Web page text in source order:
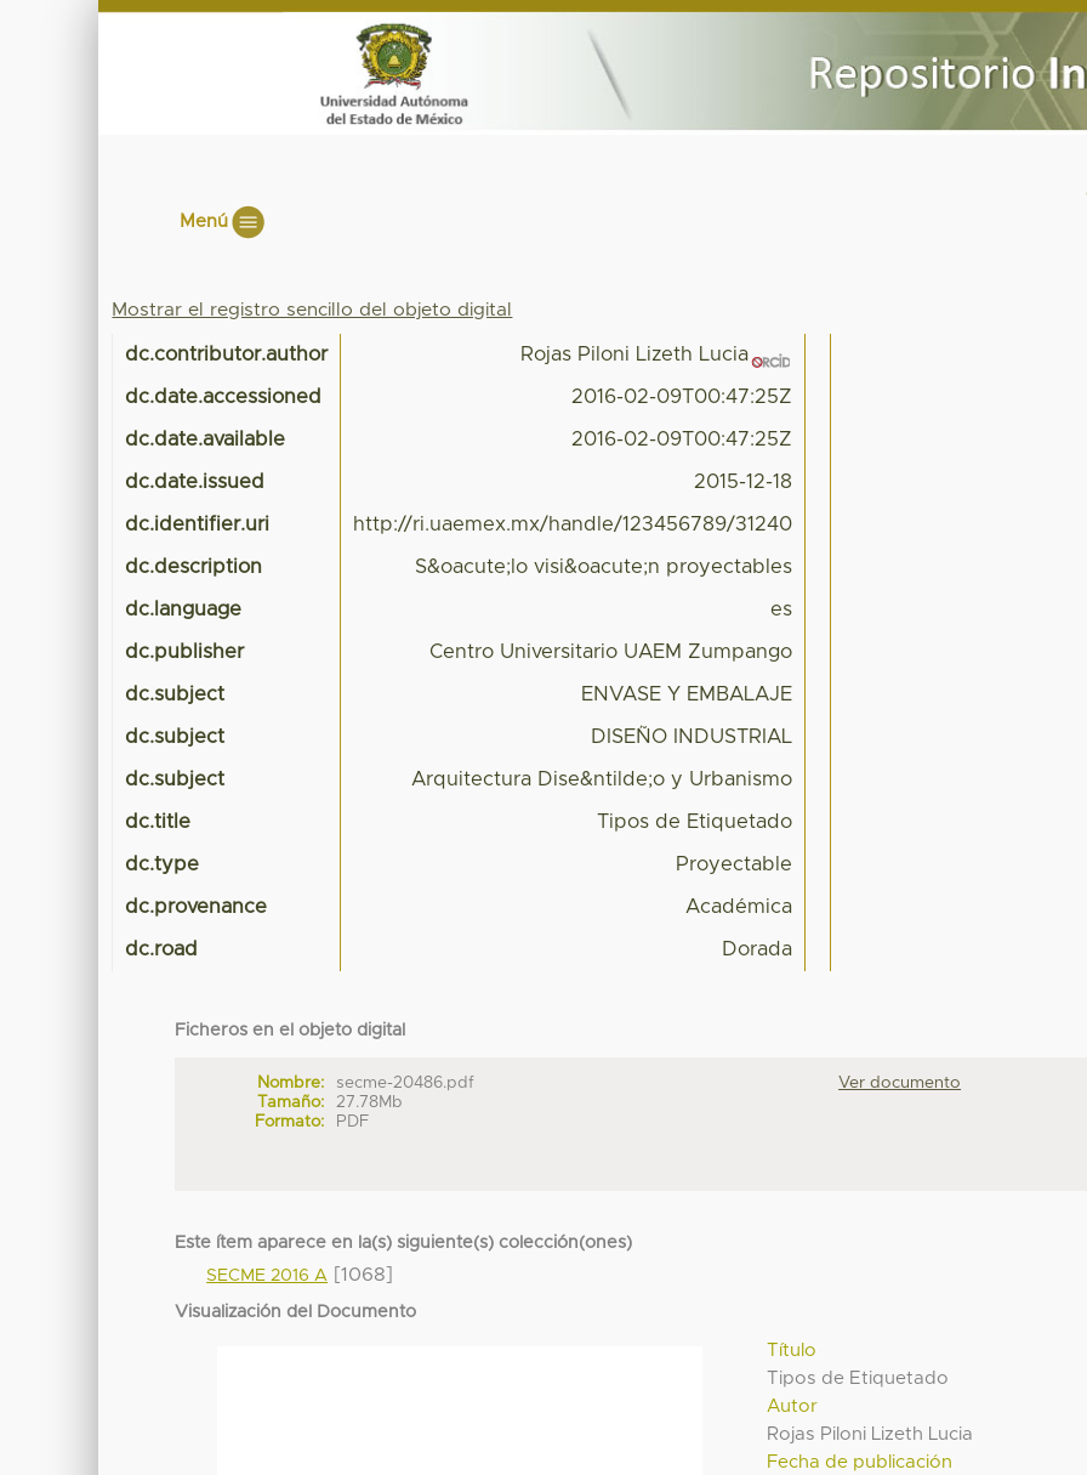
Menú
Mostrar el registro sencillo del objeto digital
dc.contributor.author Rojas Piloni Lizeth Lucia
dc.date.accessioned 2016-02-09T00:47:25Z
dc.date.available 2016-02-09T00:47:25Z
dc.date.issued 2015-12-18
dc.identifier.uri http://ri.uaemex.mx/handle/123456789/31240
dc.description S&oacute;lo visi&oacute;n proyectables
dc.language es
dc.publisher Centro Universitario UAEM Zumpango
dc.subject ENVASE Y EMBALAJE
dc.subject DISEÑO INDUSTRIAL
dc.subject Arquitectura Dise&ntilde;o y Urbanismo
dc.title Tipos de Etiquetado
dc.type Proyectable
dc.provenance Académica
dc.road Dorada
Ficheros en el objeto digital
Nombre:
secme-20486.pdf
Tamaño:
27.78Mb
Formato:
PDF
Ver documento
Este ítem aparece en la(s) siguiente(s) colección(ones)
SECME 2016 A [1068]
Visualización del Documento
Título
Tipos de Etiquetado
Autor
Rojas Piloni Lizeth Lucia
Fecha de publicación